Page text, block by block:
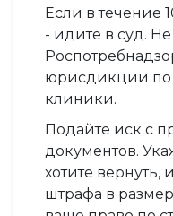
Если в течение
- идите в суд.
юрисдикции по
клиники.
Подайте иск с
документов.
хотите вернуть,
штрафа в